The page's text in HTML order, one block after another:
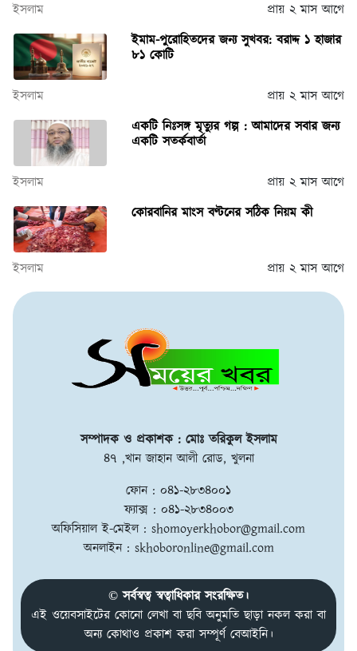
ইসলাম
প্রায় ২ মাস আগে
ইমাম-পুরোহিতদের জন্য সুখবর: বরাদ্দ ১ হাজার
৮১ কোটি
ইসলাম
প্রায় ২ মাস আগে
একটি নিঃসঙ্গ মৃত্যুর গল্প : আমাদের সবার জন্য
একটি সতর্কবার্তা
ইসলাম
প্রায় ২ মাস আগে
কোরবানির মাংস বণ্টনের সঠিক নিয়ম কী
ইসলাম প্রায় ২ মাস আগে
সম্পাদক ও প্রকাশক : মোঃ তরিকুল ইসলাম
৪৭ ,খান জাহান আলী রোড, খুলনা
ফোন : ০৪১-২৮৩৪০০১
ফ্যাক্স : ০৪১-২৮৩৪০০৩
অফিসিয়াল ই-মেইল : shomoyerkhobor@gmail.com
অনলাইন : skhoboronline@gmail.com
© সর্বস্বত্ব স্বত্বাধিকার সংরক্ষিত।
এই ওয়েবসাইটের কোনো লেখা বা ছবি অনুমতি ছাড়া নকল করা বা
অন্য কোথাও প্রকাশ করা সম্পূর্ণ বেআইনি।